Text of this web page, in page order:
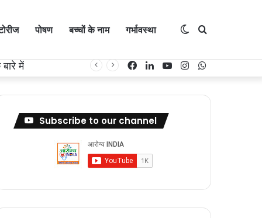
पोषण बच्चों के नाम गर्भावस्था Search
Switch
Instagram
YouTube
LinkedIn
Facebook
Subscribe to our channel